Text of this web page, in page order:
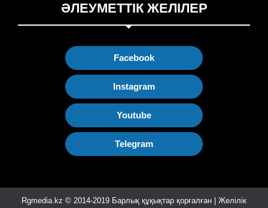
ӘЛЕУМЕТТІК ЖЕЛІЛЕР
Facebook
Instagram
Youtube
Telegram
Rgmedia.kz © 2014-2019 Барлық құқықтар қорғалған | Желілік